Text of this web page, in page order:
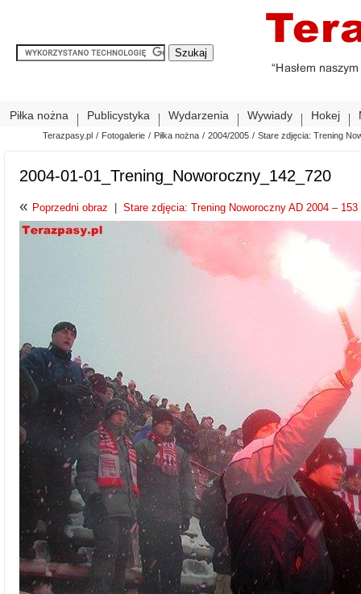
Piłka nożna Publicystyka Wydarzenia Wywiady Hokej
Terazpasy.pl / Fotogalerie / Piłka nożna / 2004/2005 / Stare zdjęcia: Trening
2004-01-01_Trening_Noworoczny_142_720
« Poprzedni obraz Stare zdjęcia: Trening Noworoczny AD 2004 –